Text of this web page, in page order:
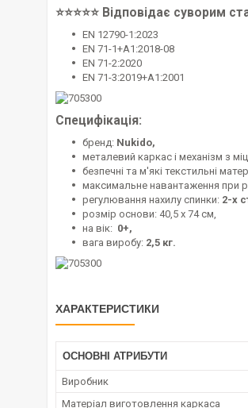
⭐⭐⭐⭐⭐ Відповідає суворим
EN 12790-1:2023
EN 71-1+A1:2018-08
EN 71-2:2020
EN 71-3:2019+A1:2001
Специфікація:
бренд: Nukido,
металевий каркас і механізм з
безпечні та м'які текстильні
максимальне навантаження при
регулювання нахилу спинки: 2-х
розмір основи: 40,5 х 74 см,
на вік: 0+,
вага виробу: 2,5 кг.
ХАРАКТЕРИСТИКИ
ОСНОВНІ АТРИБУТИ
Виробник
Матеріал виготовлення каркаса